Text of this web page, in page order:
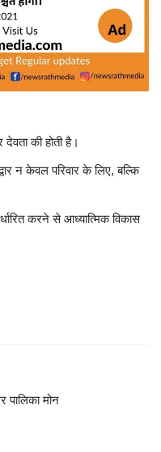
की होती है।
न केवल परिवार के लिए, बल्कि
करने से आध्यात्मिक विकास
पालिका मोन